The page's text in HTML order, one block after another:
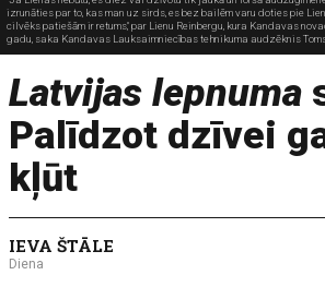
izrunāties par to, kas man uz sirds, es bez bailēm varu doties pie
cilvēks patiešām ir retums," par Lienu Reinbergu, kura Kandavas
gadu, saka Kandavas Lauksaimniecības tehnikuma audzēknis
Latvijas lepnuma
Palīdzot dzīvei
kļūt
IEVA ŠTĀLE
Diena